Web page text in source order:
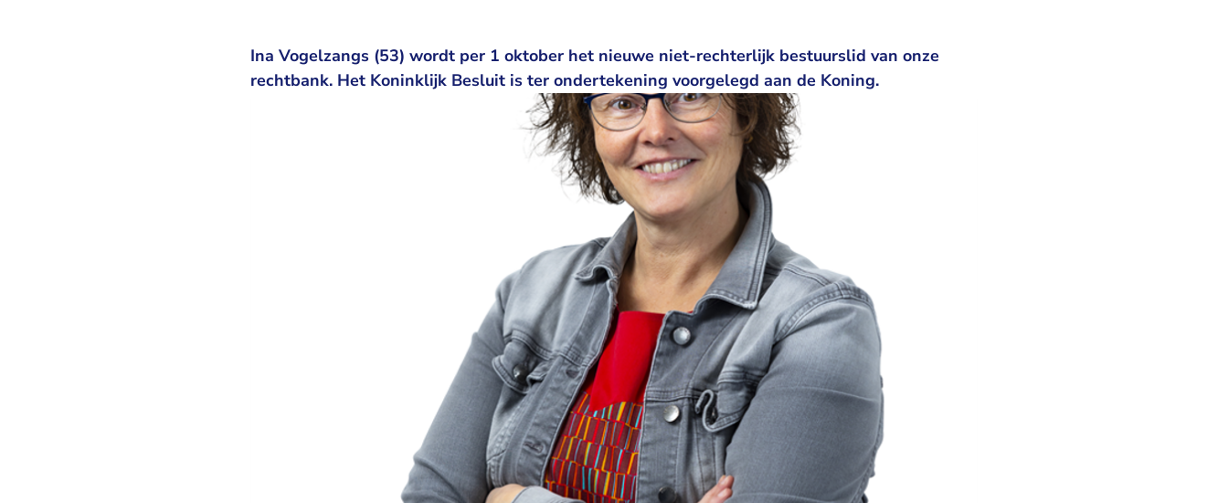
Ina Vogelzangs (53) wordt per 1 oktober het nieuwe niet-rechterlijk bestuurslid van onze
rechtbank. Het Koninklijk Besluit is ter ondertekening voorgelegd aan de Koning.